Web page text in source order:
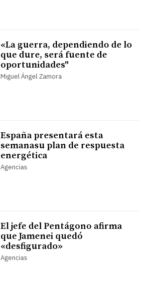
«La guerra, dependiendo de lo
que dure, será fuente de
oportunidades"
Miguel Ángel Zamora
España presentará esta
semanasu plan de respuesta
energética
Agencias
El jefe del Pentágono afirma
que Jamenei quedó
«desfigurado»
Agencias